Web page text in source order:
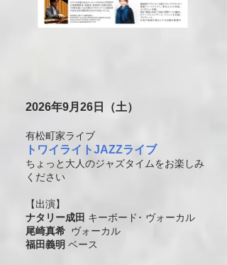
2026年9月26 日（土）
有松町家ライブ
トワイライトJAZZライブ
ちょっと大人のジャズタイムをお楽しみ
ください
【出演】
ナタリー成田 キーボード･ ヴォーカル
尾崎真希 ヴォーカル
福田義明 ベース